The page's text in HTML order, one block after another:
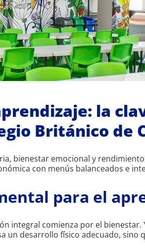
la
Británico de
bienestar emocional y
con menús balanceados e
para el
integral comienza por el
un desarrollo físico adecuado, sino